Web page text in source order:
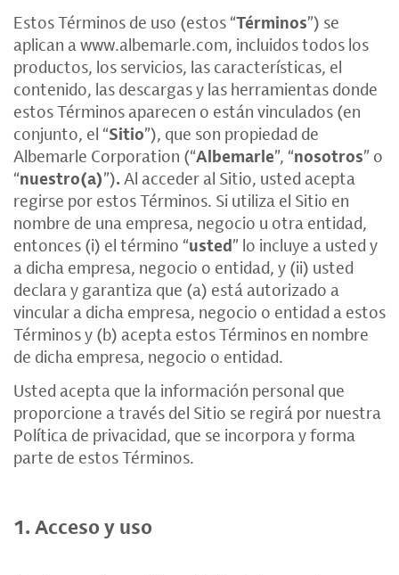
Estos Términos de uso (estos “Términos”) se
aplican awww.albemarle.com, incluidos todos los
productos, los servicios, las características, el
contenido, las descargas y las herramientas donde
estos Términos aparecen o están vinculados (en
conjunto, el “Sitio”), que son propiedad de
Albemarle Corporation (“Albemarle”, “nosotros” o
“nuestro(a)”).Al acceder al Sitio, usted acepta
regirse por estos Términos. Si utiliza el Sitio en
nombre de una empresa, negocio u otra entidad,
entonces (i) el término “usted” lo incluye a usted y
a dicha empresa, negocio o entidad, y (ii) usted
declara y garantiza que (a) está autorizado a
vincular a dicha empresa, negocio o entidad a estos
Términos y (b) acepta estos Términos en nombre
de dicha empresa, negocio o entidad.
Usted acepta que la información personal que
proporcione a través del Sitio se regirá por nuestra
Política de privacidad, que se incorpora y forma
parte de estos Términos.
1. Acceso y uso